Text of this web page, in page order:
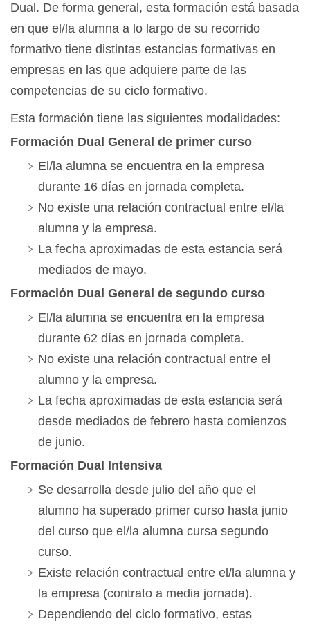
Dual. De forma general, esta formación está basada
en que el/la alumna a lo largo de su recorrido
formativo tiene distintas estancias formativas en
empresas en las que adquiere parte de las
competencias de su ciclo formativo.
Esta formación tiene las siguientes modalidades:
Formación Dual General de primer curso
El/la alumna se encuentra en la empresa
durante 16 días en jornada completa.
No existe una relación contractual entre el/la
alumna y la empresa.
La fecha aproximadas de esta estancia será
mediados de mayo.
Formación Dual General de segundo curso
El/la alumna se encuentra en la empresa
durante 62 días en jornada completa.
No existe una relación contractual entre el
alumno y la empresa.
La fecha aproximadas de esta estancia será
desde mediados de febrero hasta comienzos
de junio.
Formación Dual Intensiva
Se desarrolla desde julio del año que el
alumno ha superado primer curso hasta junio
del curso que el/la alumna cursa segundo
curso.
Existe relación contractual entre el/la alumna y
la empresa (contrato a media jornada).
Dependiendo del ciclo formativo, estas